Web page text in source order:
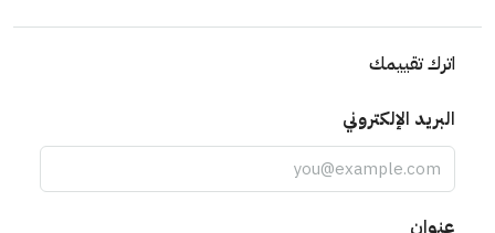
اترك تقييمك
البريد الإلكتروني